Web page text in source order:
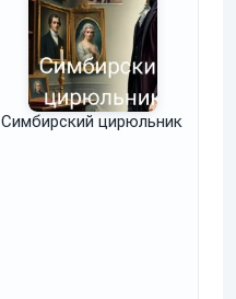
Симбирский цирюльник